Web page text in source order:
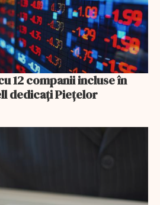
12 companii incluse în
dedicați Piețelor